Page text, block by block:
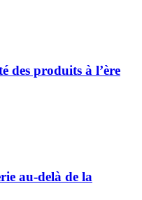
des produits à l’ère
au-delà de la